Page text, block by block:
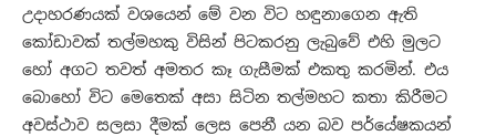
උදාහරණයක් වශයෙන් මේ වන විට හඳුනාගෙන ඇති
කෝඩාවක් තල්මහකු විසින් පිටකරනු ලැබුවේ එහි මුලට
හෝ අගට තවත් අමතර කෑ ගැසීමක් එකතු කරමින්. එය
බොහෝ විට මෙතෙක් අසා සිටින තල්මහට කතා කිරීමට
අවස්ථාව සලසා දීමක් ලෙස පෙනී යන බව පර්යේෂකයන්